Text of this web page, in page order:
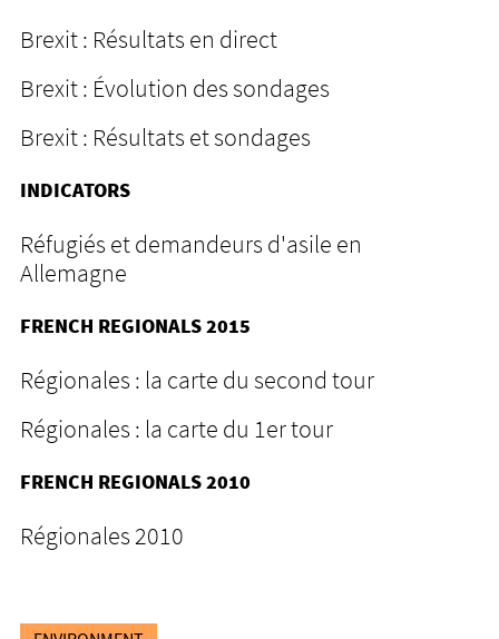
Brexit : Résultats en direct
Brexit : Évolution des sondages
Brexit : Résultats et sondages
INDICATORS
Réfugiés et demandeurs d'asile en
Allemagne
FRENCH REGIONALS 2015
Régionales : la carte du second tour
Régionales : la carte du 1er tour
FRENCH REGIONALS 2010
Régionales 2010